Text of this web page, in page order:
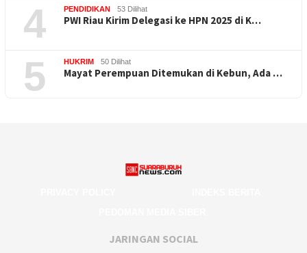
4 PENDIDIKAN 53 Dilihat
PWI Riau Kirim Delegasi ke HPN 2025 di K…
5 HUKRIM 50 Dilihat
Mayat Perempuan Ditemukan di Kebun, Ada …
JARINGAN SOCIAL